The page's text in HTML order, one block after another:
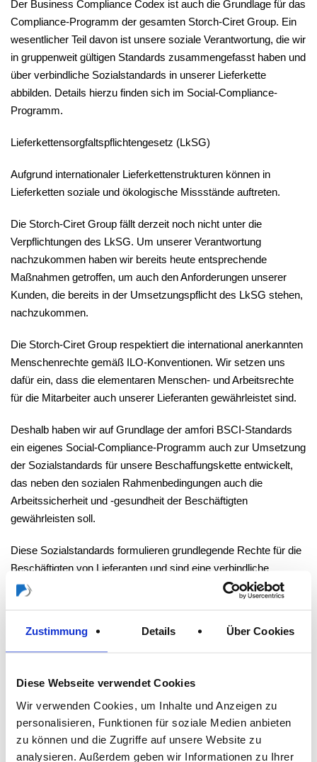
Zustimmung Details Über Cookies
Diese Webseite verwendet Cookies
Wir verwenden Cookies, um Inhalte und Anzeigen zu
personalisieren, Funktionen für soziale Medien anbieten
zu können und die Zugriffe auf unsere Website zu
analysieren. Außerdem geben wir Informationen zu Ihrer
Der Business Compliance Codex ist auch die Grundlage für das
Compliance-Programm der gesamten Storch-Ciret Group. Ein
wesentlicher Teil davon ist unsere soziale Verantwortung, die wir
in gruppenweit gültigen Standards zusammengefasst haben und
über verbindliche Sozialstandards in unserer Lieferkette
abbilden. Details hierzu finden sich im Social-Compliance-
Programm.
Lieferkettensorgfaltspflichtengesetz (LkSG)
Aufgrund internationaler Lieferkettenstrukturen können in
Lieferketten soziale und ökologische Missstände auftreten.
Die Storch-Ciret Group fällt derzeit noch nicht unter die
Verpflichtungen des LkSG. Um unserer Verantwortung
nachzukommen haben wir bereits heute entsprechende
Maßnahmen getroffen, um auch den Anforderungen unserer
Kunden, die bereits in der Umsetzungspflicht des LkSG stehen,
nachzukommen.
Die Storch-Ciret Group respektiert die international anerkannten
Menschenrechte gemäß ILO-Konventionen. Wir setzen uns
dafür ein, dass die elementaren Menschen- und Arbeitsrechte
für die Mitarbeiter auch unserer Lieferanten gewährleistet sind.
Deshalb haben wir auf Grundlage der amfori BSCI-Standards
ein eigenes Social-Compliance-Programm auch zur Umsetzung
der Sozialstandards für unsere Beschaffungskette entwickelt,
das neben den sozialen Rahmenbedingungen auch die
Arbeitssicherheit und -gesundheit der Beschäftigten
gewährleisten soll.
Diese Sozialstandards formulieren grundlegende Rechte für die
Beschäftigten von Lieferanten und sind eine verbindliche
Vorgabe, die unsere Lieferanten bei den Geschäftsvorgängen
mit Storch-Ciret zu beachten und einzuhalten haben sowie an
Zur Kontrolle der Einhaltung haben wir einen mehrstufigen
unserer Lieferanten beinhaltet.
Die Ergebnisse gehen an unsere Beschaffungsabteilung und
fließen in die Entscheidung ein, ob und in welchem Umfang die
Geschäftsbeziehung mit einem Lieferanten fortgesetzt wird.